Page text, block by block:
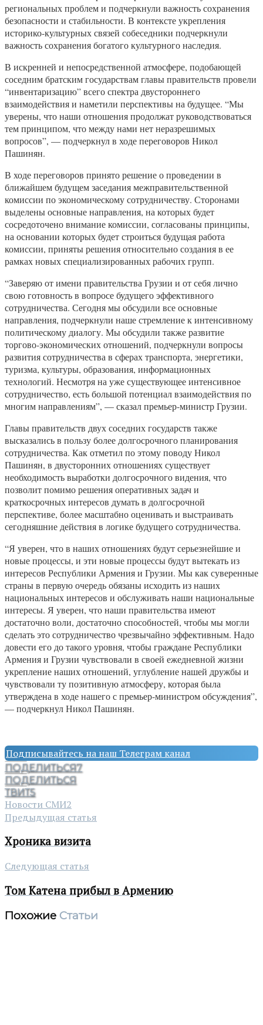
региональных проблем и подчеркнули важность сохранения
безопасности и стабильности. В контексте укрепления
историко-культурных связей собеседники подчеркнули
важность сохранения богатого культурного наследия.
В искренней и непосредственной атмосфере, подобающей
соседним братским государствам главы правительств провели
“инвентаризацию” всего спектра двустороннего
взаимодействия и наметили перспективы на будущее. “Мы
уверены, что наши отношения продолжат руководствоваться
тем принципом, что между нами нет неразрешимых
вопросов”, — подчеркнул в ходе переговоров Никол
Пашинян.
В ходе переговоров принято решение о проведении в
ближайшем будущем заседания межправительственной
комиссии по экономическому сотрудничеству. Сторонами
выделены основные направления, на которых будет
сосредоточено внимание комиссии, согласованы принципы,
на основании которых будет строиться будущая работа
комиссии, приняты решения относительно создания в ее
рамках новых специализированных рабочих групп.
“Заверяю от имени правительства Грузии и от себя лично
свою готовность в вопросе будущего эффективного
сотрудничества. Сегодня мы обсудили все основные
направления, подчеркнули наше стремление к интенсивному
политическому диалогу. Мы обсудили также развитие
торгово-экономических отношений, подчеркнули вопросы
развития сотрудничества в сферах транспорта, энергетики,
туризма, культуры, образования, информационных
технологий. Несмотря на уже существующее интенсивное
сотрудничество, есть большой потенциал взаимодействия по
многим направлениям”, — сказал премьер-министр Грузии.
Главы правительств двух соседних государств также
высказались в пользу более долгосрочного планирования
сотрудничества. Как отметил по этому поводу Никол
Пашинян, в двусторонних отношениях существует
необходимость выработки долгосрочного видения, что
позволит помимо решения оперативных задач и
краткосрочных интересов думать в долгосрочной
перспективе, более масштабно оценивать и выстраивать
сегодняшние действия в логике будущего сотрудничества.
“Я уверен, что в наших отношениях будут серьезнейшие и
новые процессы, и эти новые процессы будут вытекать из
интересов Республики Армения и Грузии. Мы как суверенные
страны в первую очередь обязаны исходить из наших
национальных интересов и обслуживать наши национальные
интересы. Я уверен, что наши правительства имеют
достаточно воли, достаточно способностей, чтобы мы могли
сделать это сотрудничество чрезвычайно эффективным. Надо
довести его до такого уровня, чтобы граждане Республики
Армения и Грузии чувствовали в своей ежедневной жизни
укрепление наших отношений, углубление нашей дружбы и
чувствовали ту позитивную атмосферу, которая была
утверждена в ходе нашего с премьер-министром обсуждения”,
— подчеркнул Никол Пашинян.
Подписывайтесь на наш Телеграм канал
ПОДЕЛИТЬСЯ7
ПОДЕЛИТЬСЯ
ТВИТ5
Новости СМИ2
Предыдущая статья
Хроника визита
Следующая статья
Том Катена прибыл в Армению
Похожие Статьи